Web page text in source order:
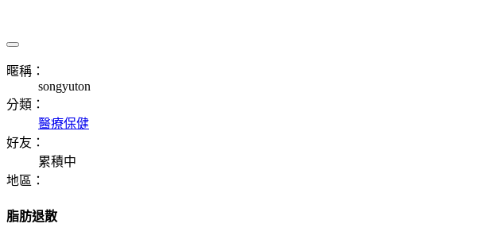
暱稱：
songyuton
分類：
醫療保健
好友：
累積中
地區：
脂肪退散